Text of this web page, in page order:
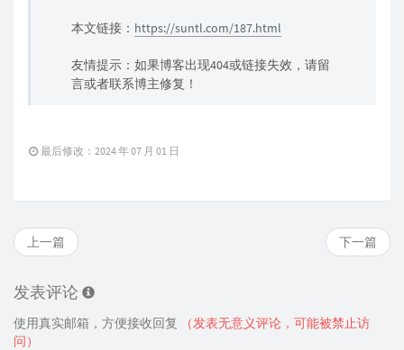
本文链接： https://suntl.com/187.html
友情提示：如果博客出现404或链接失效，请留
言或者联系博主修复！
最后修改：2024 年 07 月 01 日
下一篇
上一篇
发表评论
使用真实邮箱，方便接收回复
（发表无意义评论，可能被禁止访
问）